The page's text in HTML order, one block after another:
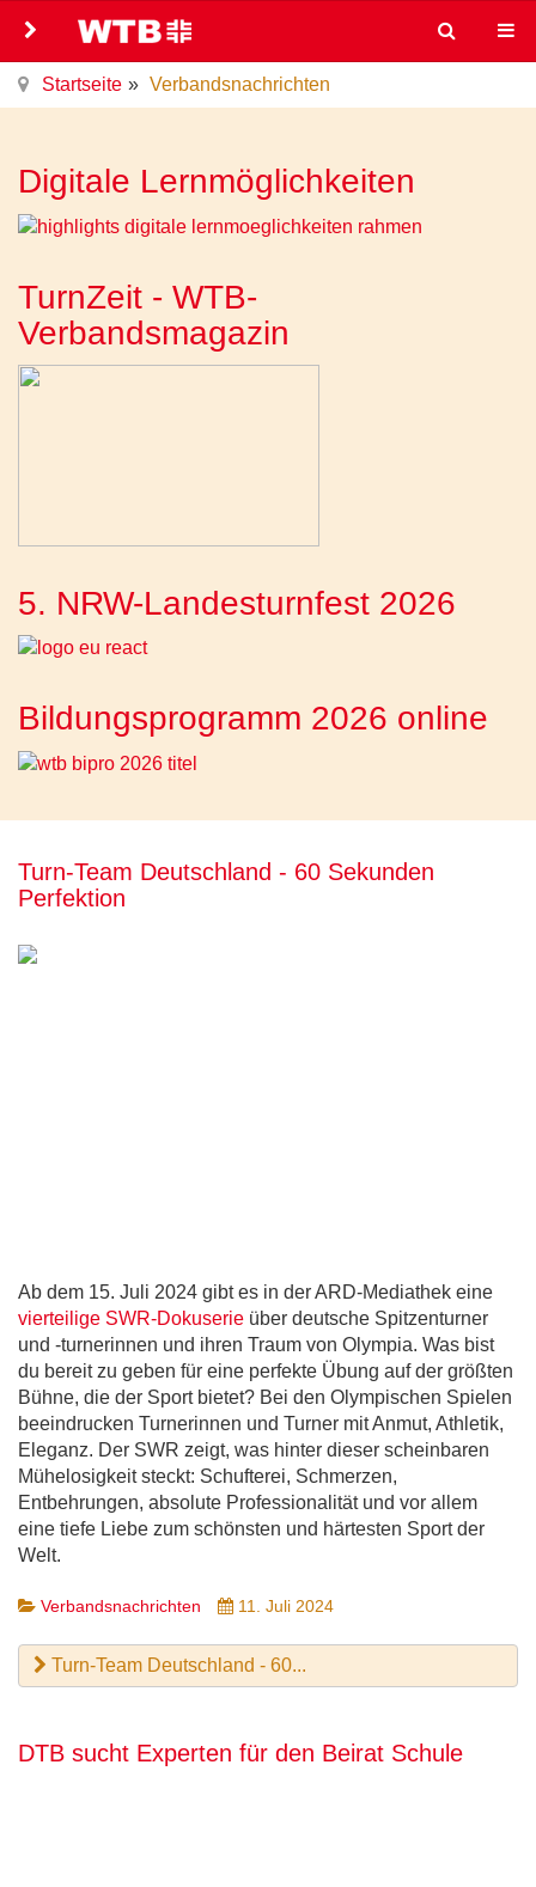
Startseite Verbandsnachrichten
Digitale Lernmöglichkeiten
TurnZeit - WTB-
Verbandsmagazin
5. NRW-Landesturnfest 2026
Bildungsprogramm 2026 online
Turn-Team Deutschland - 60 Sekunden
Perfektion
Ab dem 15. Juli 2024 gibt es in der ARD-Mediathek eine
vierteilige SWR-Dokuserie über deutsche Spitzenturner
und -turnerinnen und ihren Traum von Olympia. Was bist
du bereit zu geben für eine perfekte Übung auf der größten
Bühne, die der Sport bietet? Bei den Olympischen Spielen
beeindrucken Turnerinnen und Turner mit Anmut, Athletik,
Eleganz. Der SWR zeigt, was hinter dieser scheinbaren
Mühelosigkeit steckt: Schufterei, Schmerzen,
Entbehrungen, absolute Professionalität und vor allem
eine tiefe Liebe zum schönsten und härtesten Sport der
Welt.
Verbandsnachrichten 11. Juli 2024
Turn-Team Deutschland - 60...
DTB sucht Experten für den Beirat Schule